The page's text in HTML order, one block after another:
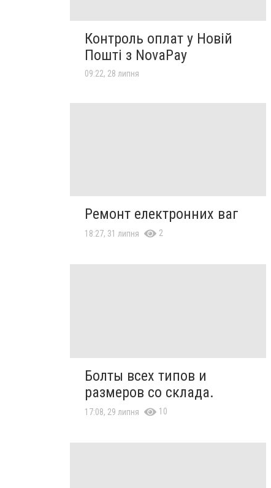
Контроль оплат у Новій
Пошті з NovaPay
09:22, 28 липня
Ремонт електронних ваг
18:27, 31 липня 2
Болты всех типов и
размеров со склада.
17:08, 29 липня 10